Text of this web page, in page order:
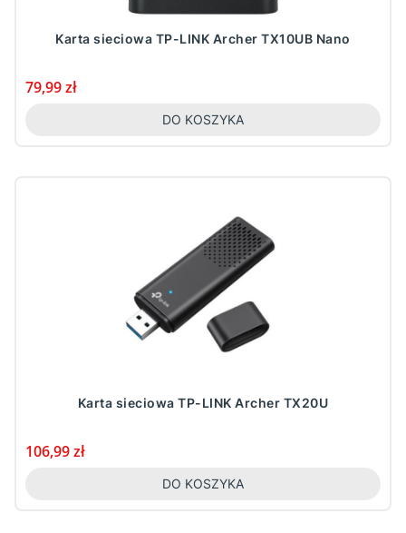
Karta sieciowa TP-LINK Archer TX10UB Nano
Cena
79,99 zł
DO KOSZYKA
Karta sieciowa TP-LINK Archer TX20U
Cena
106,99 zł
DO KOSZYKA